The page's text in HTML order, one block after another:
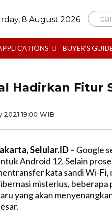
8 August 2026
BUYER’S
Hadirkan Fitur
2021 19:00 WIB
Selular.ID – Google
Android 12. Selain
kata sandi Wi-Fi,
misterius,
yang akan